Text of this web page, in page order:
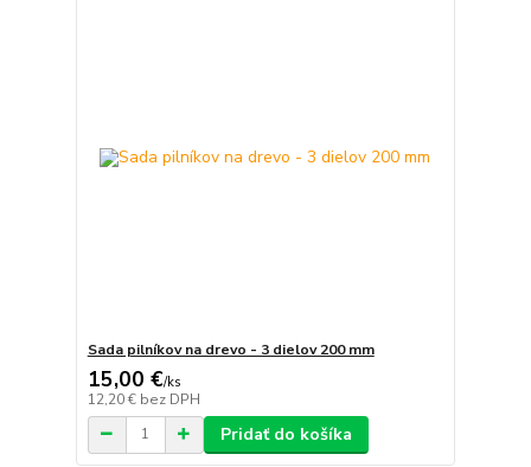
Sada pilníkov na drevo - 3 dielov 200 mm
15,00 €/ks
12,20 € bez DPH
Pridať do košíka